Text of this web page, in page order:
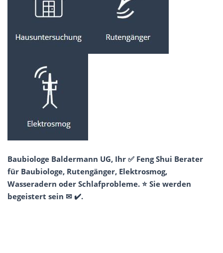
Baubiologe Baldermann UG, Ihr ✅ Feng Shui Berater
für Baubiologe, Rutengänger, Elektrosmog,
Wasseradern oder Schlafprobleme. ⭐ Sie werden
begeistert sein ✉ ✔️.